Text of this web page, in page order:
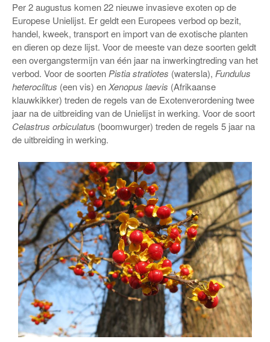
Per 2 augustus komen 22 nieuwe invasieve exoten op de
Europese Unielijst. Er geldt een Europees verbod op bezit,
handel, kweek, transport en import van de exotische planten
en dieren op deze lijst. Voor de meeste van deze soorten geldt
een overgangstermijn van één jaar na inwerkingtreding van het
verbod. Voor de soorten Pistia stratiotes (watersla), Fundulus
heteroclitus (een vis) enXenopus laevis (Afrikaanse
klauwkikker) treden de regels van de Exotenverordening twee
jaar na de uitbreiding van de Unielijst in werking. Voor de soort
Celastrus orbiculatus (boomwurger) treden de regels 5 jaar na
de uitbreiding in werking.